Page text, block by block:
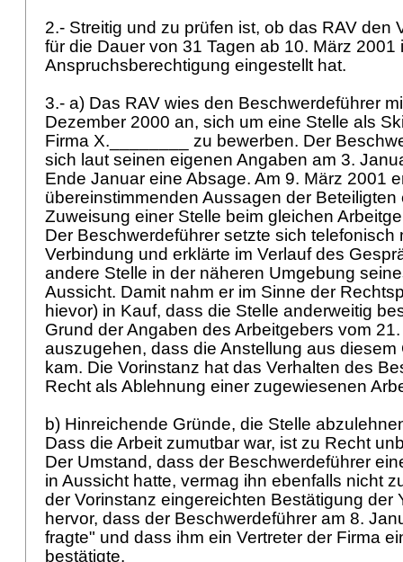
2.- Streitig und zu prüfen ist, ob das RAV den
für die Dauer von 31 Tagen ab 10. März 2001
Anspruchsberechtigung eingestellt hat.
3.- a) Das RAV wies den Beschwerdeführer
Dezember 2000 an, sich um eine Stelle als
Firma X.________ zu bewerben. Der
sich laut seinen eigenen Angaben am 3.
Ende Januar eine Absage. Am 9. März 2001
übereinstimmenden Aussagen der Beteiligten
Zuweisung einer Stelle beim gleichen
Der Beschwerdeführer setzte sich telefonisch
Verbindung und erklärte im Verlauf des
andere Stelle in der näheren Umgebung
Aussicht. Damit nahm er im Sinne der
hievor) in Kauf, dass die Stelle anderweitig
Grund der Angaben des Arbeitgebers vom
auszugehen, dass die Anstellung aus
kam. Die Vorinstanz hat das Verhalten des
Recht als Ablehnung einer zugewiesenen
b) Hinreichende Gründe, die Stelle
Dass die Arbeit zumutbar war, ist zu Recht
Der Umstand, dass der Beschwerdeführer
in Aussicht hatte, vermag ihn ebenfalls nicht
der Vorinstanz eingereichten Bestätigung der
hervor, dass der Beschwerdeführer am 8.
fragte" und dass ihm ein Vertreter der Firma
bestätigte.